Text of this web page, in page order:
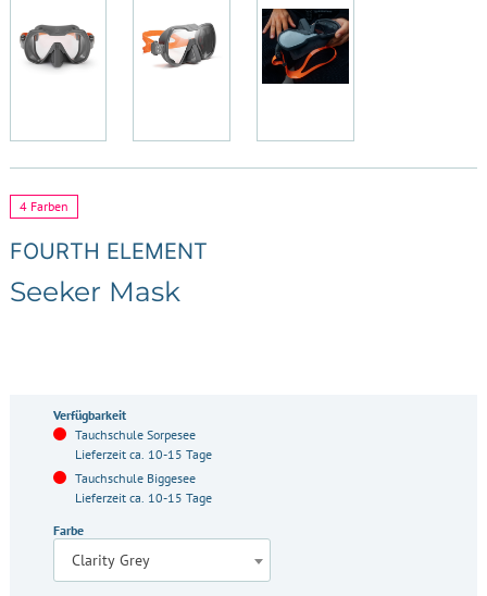
4 Farben
FOURTH ELEMENT
Seeker Mask
Verfügbarkeit
Tauchschule Sorpesee
Lieferzeit ca. 10-15 Tage
Tauchschule Biggesee
Lieferzeit ca. 10-15 Tage
Farbe
Clarity Grey